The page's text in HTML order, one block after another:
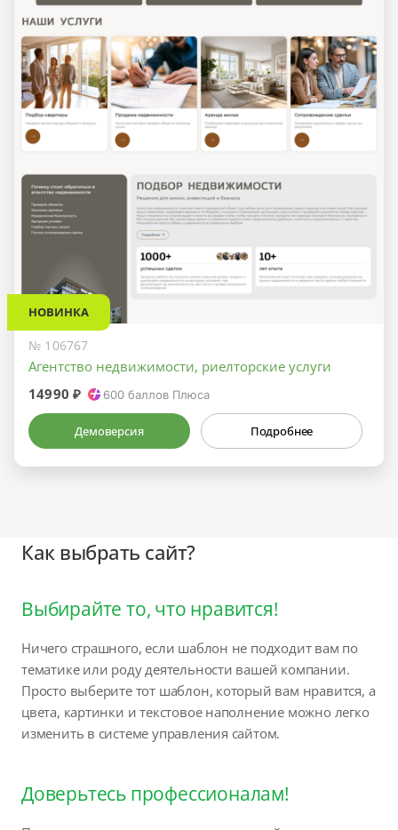
НОВИНКА
№ 106767
Агентство недвижимости, риелторские услуги
14990 ₽
600 баллов Плюса
Демоверсия Подробнее
Как выбрать сайт?
Выбирайте то, что нравится!
Ничего страшного, если шаблон не подходит вам по
тематике или роду деятельности вашей компании.
Просто выберите тот шаблон, который вам нравится, а
цвета, картинки и текстовое наполнение можно легко
изменить в системе управления сайтом.
Доверьтесь профессионалам!